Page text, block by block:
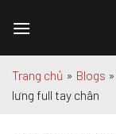
đến
dungTrang chủ » Blogs »
lưng full tay chân